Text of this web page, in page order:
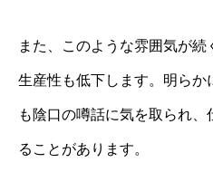
また、このような雰囲気が
生産性も低下します。明ら
も陰口の噂話に気を取られ
ることがあります。